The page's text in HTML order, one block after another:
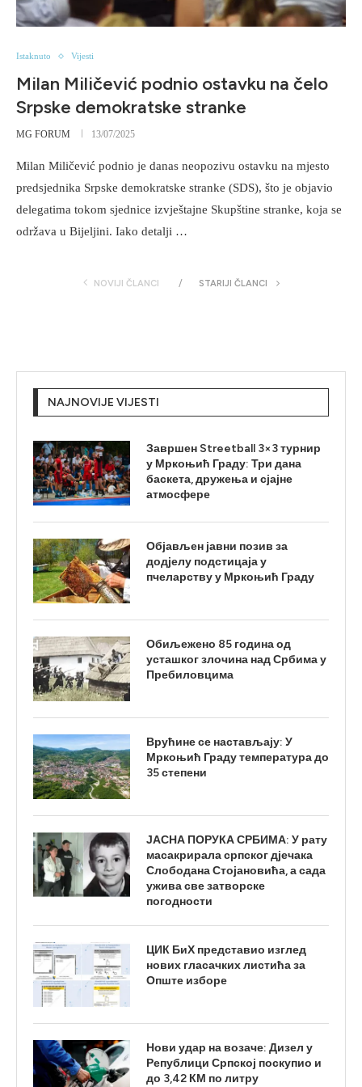
Istaknuto Vijesti
Milan Miličević podnio ostavku na čelo
Srpske demokratske stranke
MG FORUM 13/07/2025
Milan Miličević podnio je danas neopozivu ostavku na mjesto
predsjednika Srpske demokratske stranke (SDS), što je objavio
delegatima tokom sjednice izvještajne Skupštine stranke, koja se
održava u Bijeljini. Iako detalji …
NOVIJI ČLANCI STARIJI ČLANCI
NAJNOVIJE VIJESTI
Завршен Streetball 3×3 турнир
у Мркоњић Граду: Три дана
баскета, дружења и сјајне
атмосфере
Објављен јавни позив за
додјелу подстицаја у
пчеларству у Мркоњић Граду
Обиљежено 85 година од
усташког злочина над Србима у
Пребиловцима
Врућине се настављају: У
Мркоњић Граду температура до
35 степени
ЈАСНА ПОРУКА СРБИМА: У рату
масакрирала српског дјечака
Слободана Стојановића, а сада
ужива све затворске
погодности
ЦИК БиХ представио изглед
нових гласачких листића за
Опште изборе
Нови удар на возаче: Дизел у
Републици Српској поскупио и
до 3,42 КМ по литру